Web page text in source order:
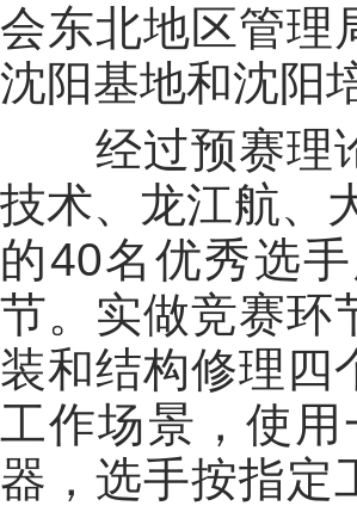
会东北地区管理
沈阳基地和沈阳
经过预赛理论
技术、龙江航、
的40名优秀选
节。实做竞赛环
装和结构修理四
工作场景，使
器，选手按指定